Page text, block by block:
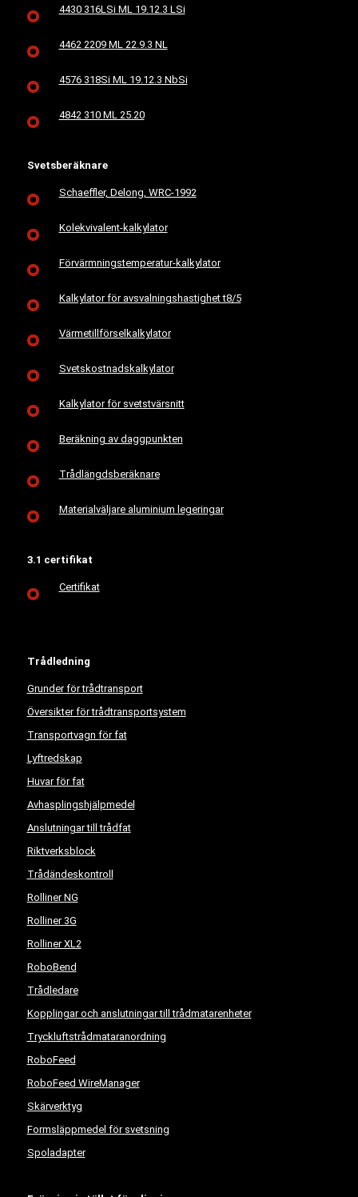
4430 316LSi ML 19.12.3 LSi
4462 2209 ML 22.9.3 NL
4576 318Si ML 19.12.3 NbSi
4842 310 ML 25.20
Svetsberäknare
Schaeffler, Delong, WRC-1992
Kolekvivalent-kalkylator
Förvärmningstemperatur-kalkylator
Kalkylator för avsvalningshastighet t8/5
Värmetillförselkalkylator
Svetskostnadskalkylator
Kalkylator för svetstvärsnitt
Beräkning av daggpunkten
Trådlängdsberäknare
Materialväljare aluminium legeringar
3.1 certifikat
Certifikat
Trådledning
Grunder för trådtransport
Översikter för trådtransportsystem
Transportvagn för fat
Lyftredskap
Huvar för fat
Avhasplingshjälpmedel
Anslutningar till trådfat
Riktverksblock
Trådändeskontroll
Rolliner NG
Rolliner 3G
Rolliner XL2
RoboBend
Trådledare
Kopplingar och anslutningar till trådmatarenheter
Tryckluftstrådmataranordning
RoboFeed
RoboFeed WireManager
Skärverktyg
Formsläppmedel för svetsning
Spoladapter